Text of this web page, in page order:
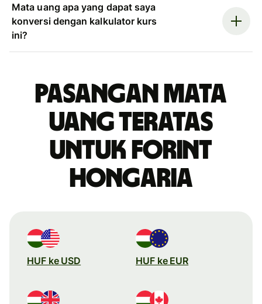
Mata uang apa yang dapat saya
konversi dengan kalkulator kurs
ini?
Pasangan mata
uang teratas
untuk forint
Hongaria
HUF ke USD HUF ke EUR